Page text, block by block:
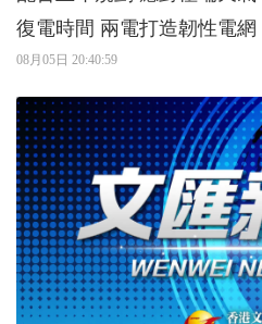
08月05日 20:40:59